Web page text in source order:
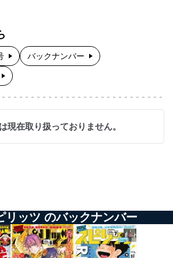
バックナンバー
現在取り扱っておりません。
リッツ のバックナンバー